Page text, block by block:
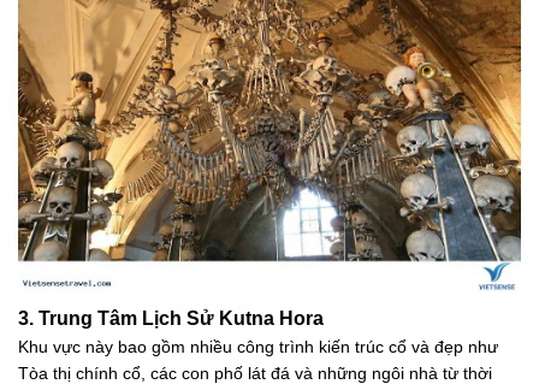
3. Trung Tâm Lịch Sử Kutna Hora
Khu vực này bao gồm nhiều công trình kiến trúc cổ và đẹp như
Tòa thị chính cổ, các con phố lát đá và những ngôi nhà từ thời